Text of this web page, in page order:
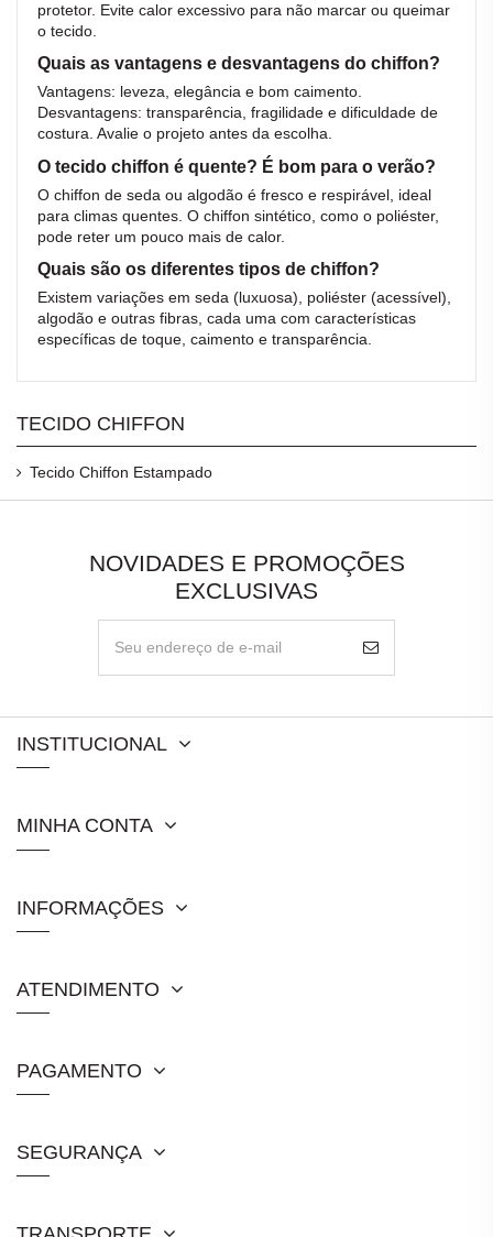
protetor. Evite calor excessivo para não marcar ou queimar
o tecido.
Quais as vantagens e desvantagens do chiffon?
Vantagens: leveza, elegância e bom caimento.
Desvantagens: transparência, fragilidade e dificuldade de
costura. Avalie o projeto antes da escolha.
O tecido chiffon é quente? É bom para o verão?
O chiffon de seda ou algodão é fresco e respirável, ideal
para climas quentes. O chiffon sintético, como o poliéster,
pode reter um pouco mais de calor.
Quais são os diferentes tipos de chiffon?
Existem variações em seda (luxuosa), poliéster (acessível),
algodão e outras fibras, cada uma com características
específicas de toque, caimento e transparência.
TECIDO CHIFFON
Tecido Chiffon Estampado
NOVIDADES E PROMOÇÕES
EXCLUSIVAS
INSTITUCIONAL
MINHA CONTA
INFORMAÇÕES
ATENDIMENTO
PAGAMENTO
SEGURANÇA